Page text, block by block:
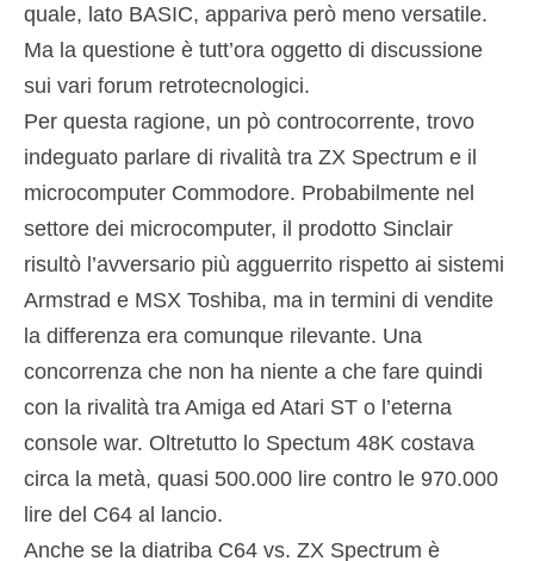
quale, lato BASIC, appariva però meno versatile.
Ma la questione è tutt’ora oggetto di discussione
sui vari forum retrotecnologici.
Per questa ragione, un pò controcorrente, trovo
indeguato parlare di rivalità tra ZX Spectrum e il
microcomputer Commodore. Probabilmente nel
settore dei microcomputer, il prodotto Sinclair
risultò l’avversario più agguerrito rispetto ai sistemi
Armstrad e MSX Toshiba, ma in termini di vendite
la differenza era comunque rilevante. Una
concorrenza che non ha niente a che fare quindi
con la rivalità tra Amiga ed Atari ST o l’eterna
console war. Oltretutto lo Spectum 48K costava
circa la metà, quasi 500.000 lire contro le 970.000
lire del C64 al lancio.
Anche se la diatriba C64 vs. ZX Spectrum è